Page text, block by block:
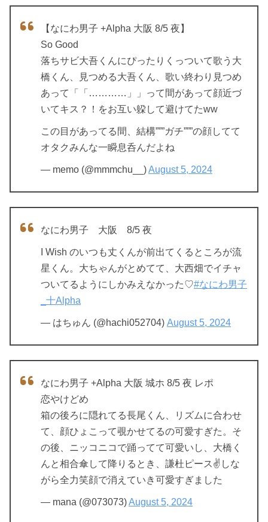
【なにわ男子 +Alpha 大阪 8/5 夜】
So Good
落ちサビ大吾くんにぴったりくっついて歌う大
橋くん、見つめる大吾くん、歌い終わり見つめ
あって「「…………」」って間があって顔近づ
いてキス？！をお互い躱して避けてたww
この目があってる間、結構”””ガチ”””の顔してて
オタクみんな一瞬息呑んだよね
— memo (@mmmchu__)August 5, 2024
なにわ男子 大阪 8/5 夜
I Wish のいつも丈くんが前出てくるところが流
星くん。大ちゃんがとめてて、大西畑でイチャ
ついてるようにしかみえなかった♡#なにわ男子
_十Alpha
— はちゅん (@hachi052704) August 5, 2024
なにわ男子 +Alpha 大阪 城ホ 8/5 夜 レポ
恋やけどめ
箱の後ろに隠れてる長尾くん、リズムに合わせ
て、顔ひょこって覗かせてるの可愛すぎた。そ
の後、ニッコニコで踊ってて可愛いし、大橋く
んと相合傘して降りるとき、謙杜ピース✌️しな
がら全力笑顔で消えていき可愛すぎました
— mana (@073073)August 5, 2024